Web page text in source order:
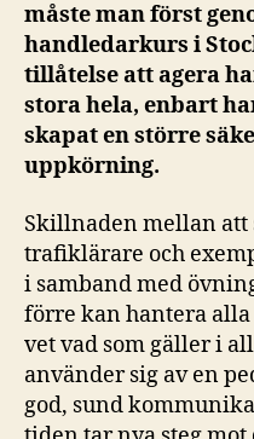
måste man först
handledarkurs i
tillåtelse att agera
stora hela, enbart
skapat en större
uppkörning.
Skillnaden mellan
trafiklärare och
i samband med
förre kan hantera
vet vad som gäller i
använder sig av en
god, sund